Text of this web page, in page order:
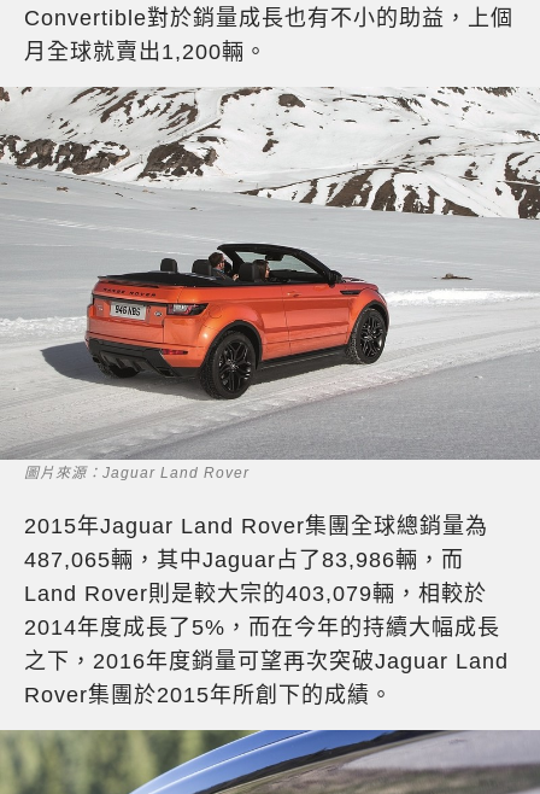
Convertible對於銷量成長也有不小的助益，上個
月全球就賣出1,200輛。
圖片來源：Jaguar Land Rover
2015年Jaguar Land Rover集團全球總銷量為
487,065輛，其中Jaguar占了83,986輛，而
Land Rover則是較大宗的403,079輛，相較於
2014年度成長了5%，而在今年的持續大幅成長
之下，2016年度銷量可望再次突破Jaguar Land
Rover集團於2015年所創下的成績。